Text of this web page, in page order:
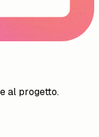
al progetto.